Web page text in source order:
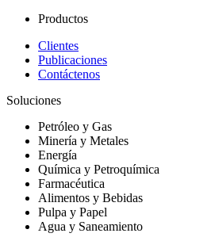
Productos
Clientes
Publicaciones
Contáctenos
Soluciones
Petróleo y Gas
Minería y Metales
Energía
Química y Petroquímica
Farmacéutica
Alimentos y Bebidas
Pulpa y Papel
Agua y Saneamiento